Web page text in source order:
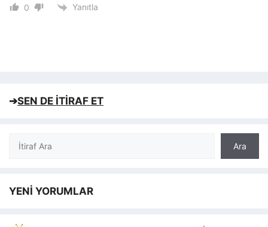
0 Yanıtla
➔SEN DE İTİRAF ET
Ara
Ara
YENİ YORUMLAR